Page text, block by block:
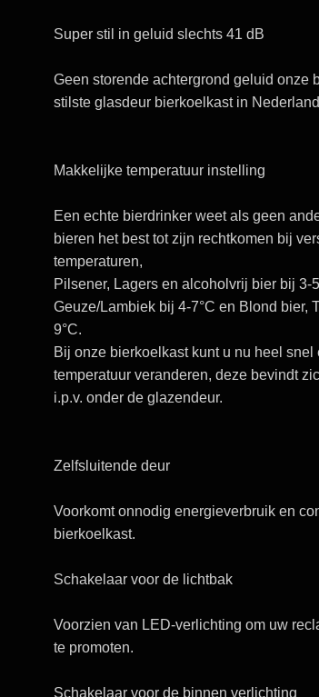
Super stil in geluid slechts 41 dB
Geen storende achtergrond geluid onze
stilste glasdeur bierkoelkast in
Makkelijke temperatuur instelling
Een echte bierdrinkerweet als geen
bieren het best tot zijn rechtkomen bij
temperaturen,
Pilsener, Lagers en alcoholvrij bier bij 3-
Geuze/Lambiek bij 4-7°C en Blond bier,
9°C.
Bij onze bierkoelkast kunt u nu heel snel
temperatuur veranderen, deze bevindt
i.p.v. onder de glazendeur.
Zelfsluitende deur
Voorkomt onnodig energieverbruik en
bierkoelkast.
Schakelaar voor de lichtbak
Voorzien van LED-verlichting om uw
te promoten.
Schakelaar voor de binnen verlichting